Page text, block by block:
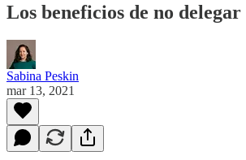
Los beneficios de no delegar
Sabina Peskin
mar 13, 2021